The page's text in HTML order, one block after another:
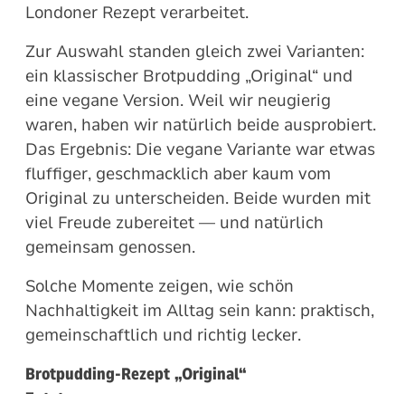
Londoner Rezept verarbeitet.
Zur Auswahl standen gleich zwei Varianten:
ein klassischer Brotpudding „Original“ und
eine vegane Version. Weil wir neugierig
waren, haben wir natürlich beide ausprobiert.
Das Ergebnis: Die vegane Variante war etwas
fluffiger, geschmacklich aber kaum vom
Original zu unterscheiden. Beide wurden mit
viel Freude zubereitet — und natürlich
gemeinsam genossen.
Solche Momente zeigen, wie schön
Nachhaltigkeit im Alltag sein kann: praktisch,
gemeinschaftlich und richtig lecker.
Brotpudding-Rezept „Original“